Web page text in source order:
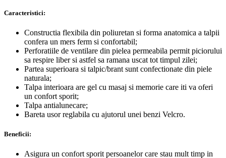
Caracteristici:
Constructia flexibila din poliuretan si forma anatomica a talpii
confera un mers ferm si confortabil;
Perforatiile de ventilare din pielea permeabila permit piciorului
sa respire liber si astfel sa ramana uscat tot timpul zilei;
Partea superioara si talpic/brant sunt confectionate din piele
naturala;
Talpa interioara are gel cu masaj si memorie care iti va oferi
un confort sporit;
Talpa antialunecare;
Bareta usor reglabila cu ajutorul unei benzi Velcro.
Beneficii:
Asigura un confort sporit persoanelor care stau mult timp in